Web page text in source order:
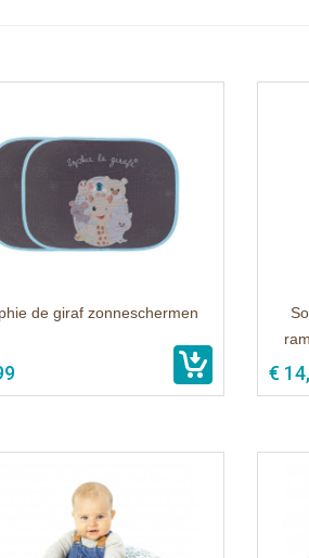
de giraf zonneschermen
€